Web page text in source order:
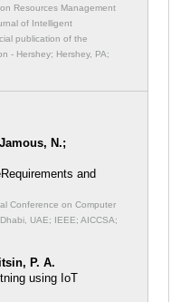
Resources Management
of Intelligent
publication of the
- Hershey; Hershey, PA;
N.;
and
Conference on Computer
UAE; IEEE; AICCSA;
P. A.
using IoT